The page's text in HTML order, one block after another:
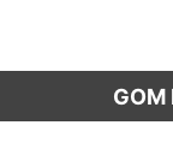
GOM